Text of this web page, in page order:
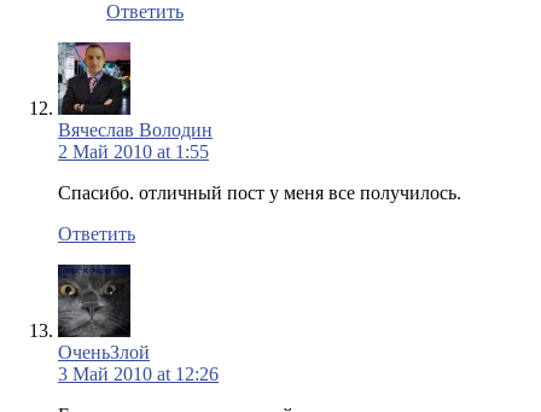
Ответить
Вячеслав Володин
2 Май 2010 at 1:55
Спасибо. отличный пост у меня все получилось.
Ответить
ОченьЗлой
3 Май 2010 at 12:26